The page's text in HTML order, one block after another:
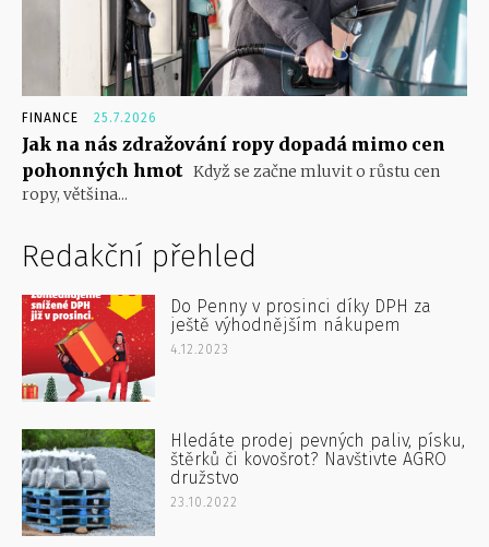
FINANCE 25.7.2026
Jak na nás zdražování ropy dopadá mimo cen
pohonných hmot Když se začne mluvit o růstu cen
ropy, většina...
Redakční přehled
Do Penny v prosinci díky DPH za
ještě výhodnějším nákupem
4.12.2023
Hledáte prodej pevných paliv, písku,
štěrků či kovošrot? Navštivte AGRO
družstvo
23.10.2022